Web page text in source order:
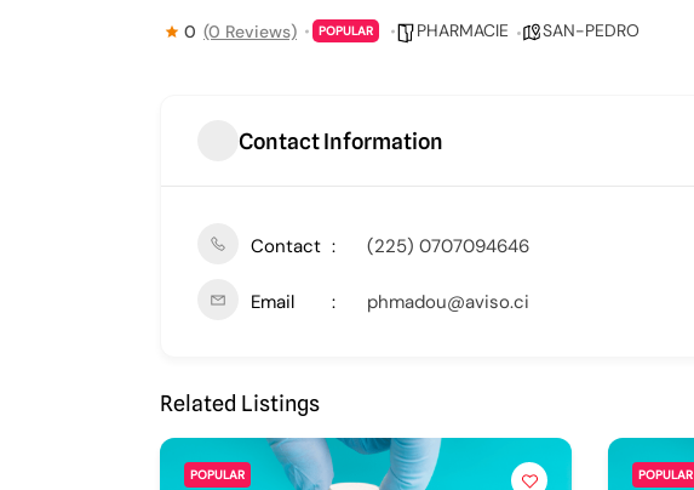
0 (0 Reviews) POPULAR PHARMACIE SAN-PEDRO
Contact Information
Contact (225) 0707094646
Email phmadou@aviso.ci
Related Listings
POPULAR POPULAR